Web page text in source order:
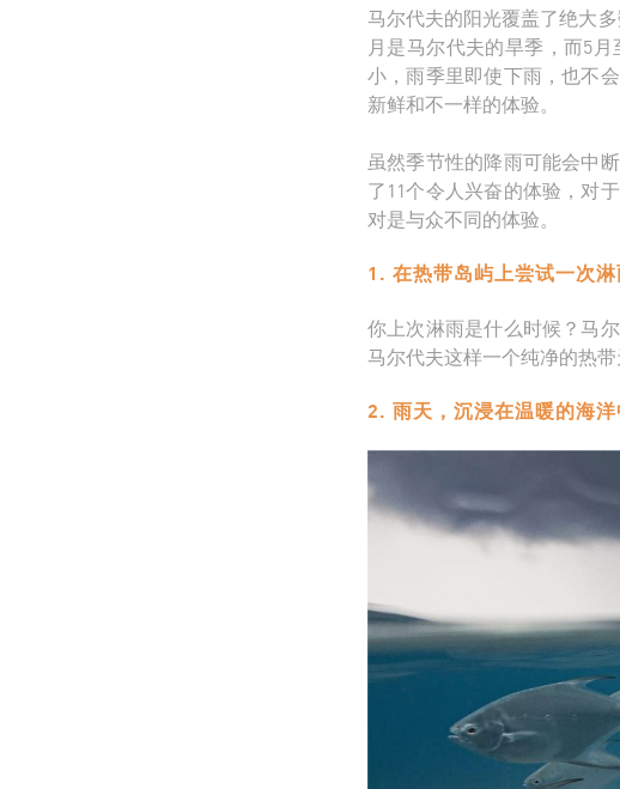
马尔代夫的阳光覆盖了绝大
月是马尔代夫的旱季，而5
小，雨季里即使下雨，也不
新鲜和不一样的体验。
虽然季节性的降雨可能会中
了11个令人兴奋的体验，对
对是与众不同的体验。
1. 在热带岛屿上尝试一次淋
你上次淋雨是什么时候？马
马尔代夫这样一个纯净的热
2. 雨天，沉浸在温暖的海洋